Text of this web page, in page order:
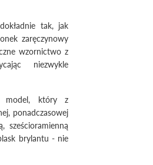
tak, jak
zaręczynowy
wzornictwo z
niezwykle
model, który z
ponadczasowej
sześcioramienną
brylantu - nie